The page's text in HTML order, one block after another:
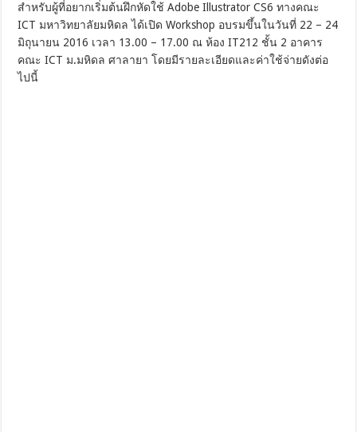
สำหรับผู้ที่อยากเริ่มต้นฝึกหัดใช้ Adobe Illustrator CS6 ทางคณะ
ICT มหาวิทยาลัยมหิดล ได้เปิด Workshop อบรมขึ้นในวันที่ 22 – 24
มิถุนายน 2016 เวลา 13.00 – 17.00 ณ ห้อง IT212 ชั้น 2 อาคาร
คณะ ICT ม.มหิดล ศาลายา โดยมีรายละเอียดและค่าใช้จ่ายดังต่อ
ไปนี้